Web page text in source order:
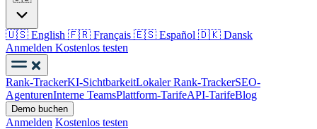
🇺🇸 English 🇫🇷 Français 🇪🇸 Español 🇩🇰 Dansk
Anmelden Kostenlos testen
Rank-TrackerKI-SichtbarkeitLokaler Rank-TrackerSEO-
AgenturenInterne TeamsPlattform-TarifeAPI-TarifeBlog
Demo buchen
Anmelden Kostenlos testen